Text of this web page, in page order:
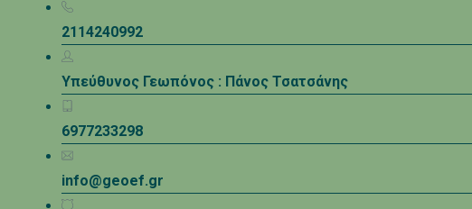
2114240992
Υπεύθυνος Γεωπόνος : Πάνος Τσατσάνης
6977233298
info@geoef.gr